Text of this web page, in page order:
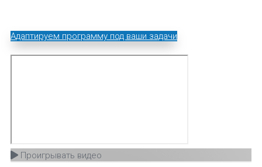
Адаптируем программу под ваши задачи
Проигрывать видео